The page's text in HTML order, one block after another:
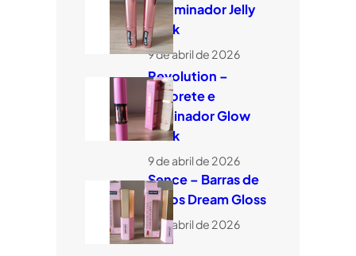
– Iluminador Jelly
Stick
9 de abril de 2026
Revolution –
Colorete e
iluminador Glow
Stick
9 de abril de 2026
Sence – Barras de
labios Dream Gloss
9 de abril de 2026